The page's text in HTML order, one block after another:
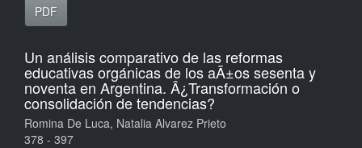
PDF
Un análisis comparativo de las reformas
educativas orgánicas de los aÃ±os sesenta y
noventa en Argentina. Â¿Transformación o
consolidación de tendencias?
Romina De Luca, Natalia Alvarez Prieto
378 - 397